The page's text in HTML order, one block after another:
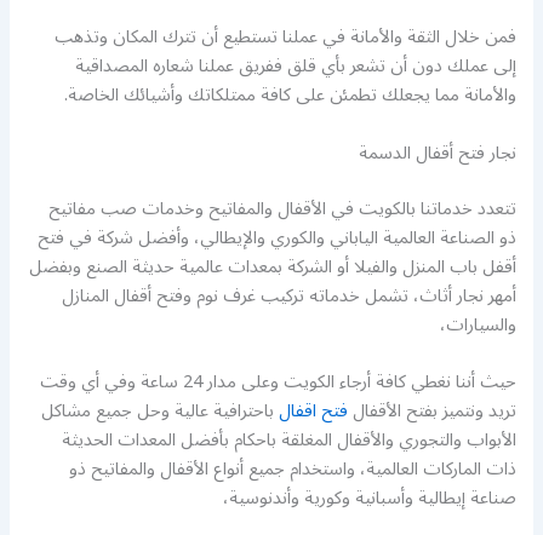
فمن خلال الثقة والأمانة في عملنا تستطيع أن تترك المكان وتذهب
إلى عملك دون أن تشعر بأي قلق ففريق عملنا شعاره المصداقية
والأمانة مما يجعلك تطمئن على كافة ممتلكاتك وأشيائك الخاصة.
نجار فتح أقفال الدسمة
تتعدد خدماتنا بالكويت في الأقفال والمفاتيح وخدمات صب مفاتيح
ذو الصناعة العالمية الياباني والكوري والإيطالي، وأفضل شركة في فتح
أقفل باب المنزل والفيلا أو الشركة بمعدات عالمية حديثة الصنع وبفضل
أمهر نجار أثاث، تشمل خدماته تركيب غرف نوم وفتح أقفال المنازل
والسيارات،
حيث أننا نغطي كافة أرجاء الكويت وعلى مدار 24 ساعة وفي أي وقت
تريد ونتميز بفتح الأقفالفتح اقفالباحترافية عالية وحل جميع مشاكل
الأبواب والتجوري والأقفال المغلقة باحكام بأفضل المعدات الحديثة
ذات الماركات العالمية، واستخدام جميع أنواع الأقفال والمفاتيح ذو
صناعة إيطالية وأسبانية وكورية وأندنوسية،